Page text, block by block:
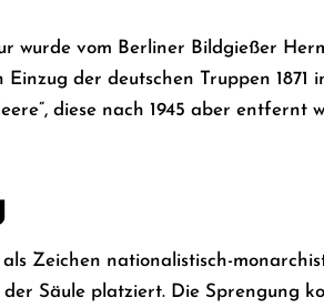
wurde vom Berliner Bildgießer
der deutschen Truppen
diese nach 1945 aber entfernt
Zeichen nationalistisch-
Säule platziert. Die Sprengung